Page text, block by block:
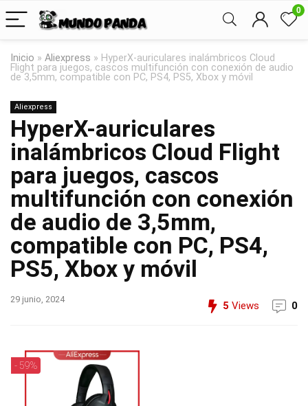
0
Inicio » Aliexpress » HyperX-auriculares inalámbricos Cloud
Flight para juegos, cascos multifunción con conexión de audio
de 3,5mm, compatible con PC, PS4, PS5, Xbox y móvil
Aliexpress
HyperX-auriculares
inalámbricos Cloud Flight
para juegos, cascos
multifunción con conexión
de audio de 3,5mm,
compatible con PC, PS4,
PS5, Xbox y móvil
29 junio, 2024
5 Views 0
- 59%